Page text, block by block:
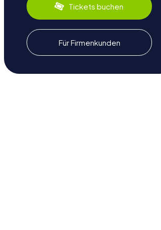
Tickets buchen
Für Firmenkunden